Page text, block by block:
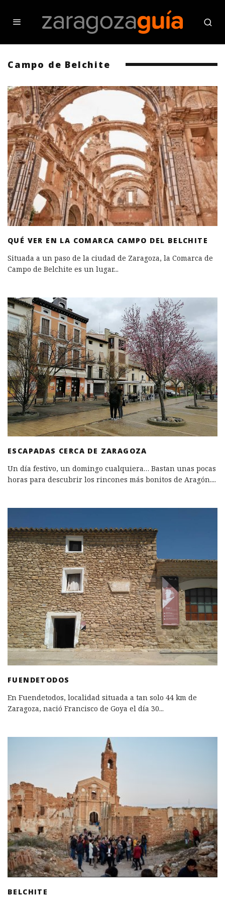
Campo de Belchite
QUÉ VER EN LA COMARCA CAMPO DEL BELCHITE
Situada a un paso de la ciudad de Zaragoza, la Comarca de
Campo de Belchite es un lugar...
ESCAPADAS CERCA DE ZARAGOZA
Un día festivo, un domingo cualquiera… Bastan unas pocas
horas para descubrir los rincones más bonitos de Aragón....
FUENDETODOS
En Fuendetodos, localidad situada a tan solo 44 km de
Zaragoza, nació Francisco de Goya el día 30...
BELCHITE